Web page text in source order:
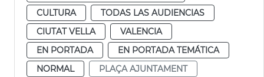
CULTURA
TODAS LAS AUDIENCIAS
CIUTAT VELLA
VALENCIA
EN PORTADA
EN PORTADA TEMÁTICA
NORMAL
PLAÇA AJUNTAMENT